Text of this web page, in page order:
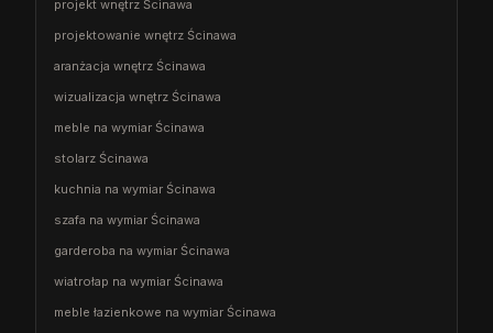
projekt wnętrz Ścinawa
projektowanie wnętrz Ścinawa
aranżacja wnętrz Ścinawa
wizualizacja wnętrz Ścinawa
meble na wymiar Ścinawa
stolarz Ścinawa
kuchnia na wymiar Ścinawa
szafa na wymiar Ścinawa
garderoba na wymiar Ścinawa
wiatrołap na wymiar Ścinawa
meble łazienkowe na wymiar Ścinawa